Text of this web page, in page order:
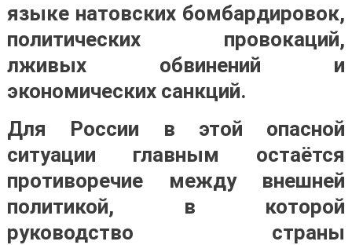
языке натовских бомбардировок,
политических провокаций,
лживых обвинений и
экономических санкций.
Для России в этой опасной
ситуации главным остаётся
противоречие между внешней
политикой, в которой
руководство страны